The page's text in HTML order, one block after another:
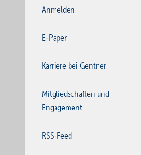
Anmelden
E-Paper
Karriere bei Gentner
Mitgliedschaften und
Engagement
RSS-Feed